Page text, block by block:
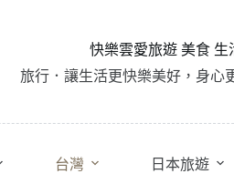
快樂雲愛旅遊 美食 生
旅行．讓生活更快樂美好，身心
台灣 日本旅遊